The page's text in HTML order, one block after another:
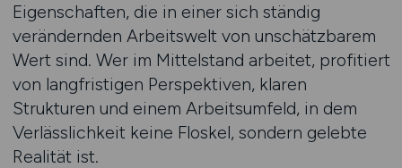
Eigenschaften, die in einer sich ständig
verändernden Arbeitswelt von unschätzbarem
Wert sind. Wer im Mittelstand arbeitet, profitiert
von langfristigen Perspektiven, klaren
Strukturen und einem Arbeitsumfeld, in dem
Verlässlichkeit keine Floskel, sondern gelebte
Realität ist.